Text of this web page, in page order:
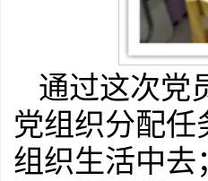
通过这次党
党组织分配
组织生活中去